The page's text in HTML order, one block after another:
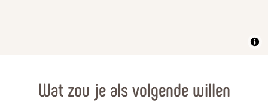
Wat zou je als volgende willen